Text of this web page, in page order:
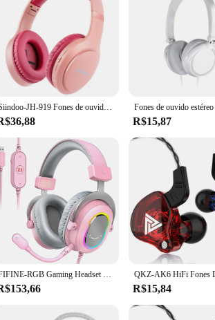
experience. The fone com jogo is not just a set of
to meet the demands of the most discerning
Siindoo-JH-919 Fones de ouvido dobráveis sem fio, fones de ouvido estéreo Bluetooth, Super Bass, cancelamento de ruído
R$15,87
FIFINE-RGB Gaming Headset com som surround 7.1 e microfone, fone de ouvido Over-ear, controle em linha para PC, PS4, PS5, Ampligame-H6W
R$15,84